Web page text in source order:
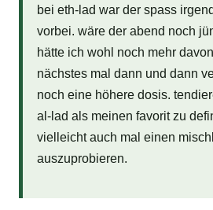
bei eth-lad war der spass
vorbei. wäre der abend noch
hätte ich wohl noch mehr
nächstes mal dann und dann
noch eine höhere dosis.
al-lad als meinen favorit zu
vielleicht auch mal einen
auszuprobieren.